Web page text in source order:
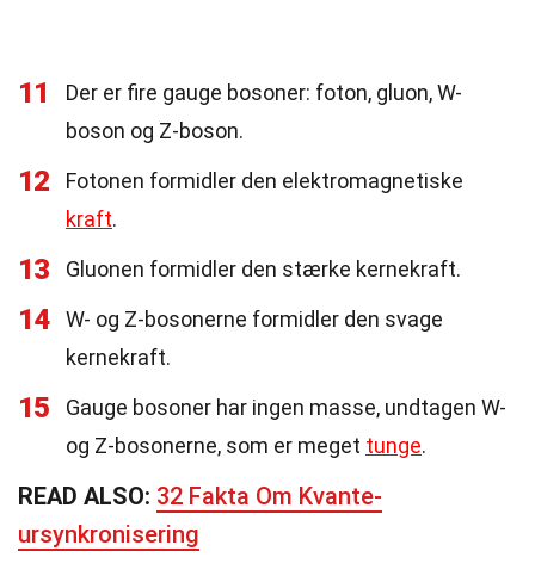
11
Der er fire gauge bosoner: foton, gluon, W-
boson og Z-boson.
12
Fotonen formidler den elektromagnetiske
kraft.
13 Gluonen formidler den stærke kernekraft.
14
W- og Z-bosonerne formidler den svage
kernekraft.
15
Gauge bosoner har ingen masse, undtagen W-
og Z-bosonerne, som er meget tunge.
READ ALSO: 32 Fakta Om Kvante-
ursynkronisering